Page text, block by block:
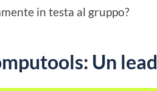
in testa al gruppo?
Un